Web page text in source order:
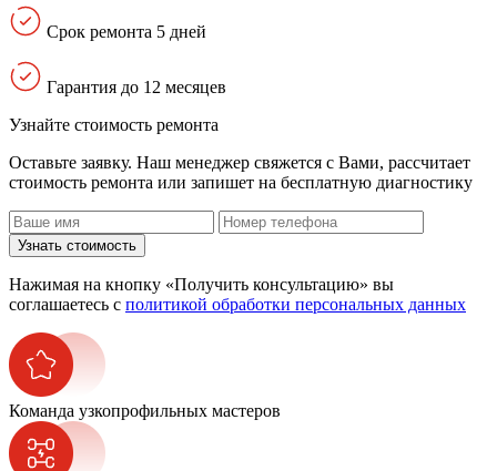
Срок ремонта 5 дней
Гарантия до 12 месяцев
Узнайте стоимость ремонта
Оставьте заявку. Наш менеджер свяжется с Вами, расcчитает
стоимость ремонта или запишет на бесплатную диагностику
Узнать стоимость
Нажимая на кнопку «Получить консультацию» вы
соглашаетесь с политикой обработки персональных данных
Команда узкопрофильных мастеров